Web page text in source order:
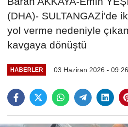
(DHA)- SULTANGAZİ'de
yol verme nedeniyle
kavgaya dönüştü
HABERLER 03 Haziran 2026 - 09:26